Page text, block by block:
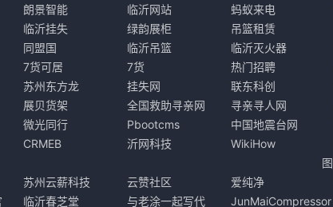
朗景智能 临沂网站 蚂蚁来电
临沂挂失 绿韵展柜 吊篮租赁
同盟国 临沂吊篮 临沂灭火器
7货可居 7货 热门招聘
苏州东方龙 挂失网 联东科创
展贝货架 全国救助寻亲网 寻亲寻人网
微光同行 Pbootcms 中国地震台网
CRMEB 沂网科技 WikiHow
图
苏州云薪科技 云赞社区 爱纯净
临沂春芝堂 与老涂一起写代 JunMaiCompressor